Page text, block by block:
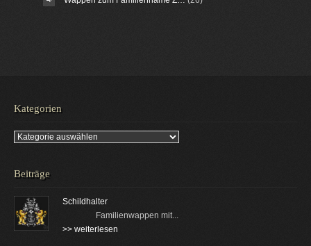
Kategorien
Kategorien
Beiträge
Schildhalter
Familienwappen mit...
>> weiterlesen